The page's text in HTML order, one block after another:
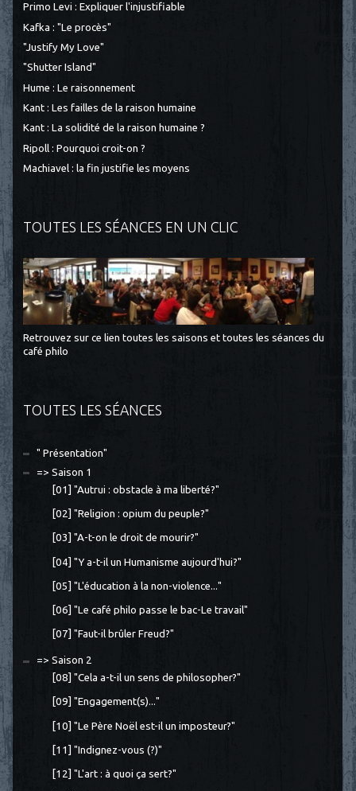
Primo Levi : Expliquer l'injustifiable
Kafka : "Le procès"
"Justify My Love"
"Shutter Island"
Hume : Le raisonnement
Kant : Les failles de la raison humaine
Kant : La solidité de la raison humaine ?
Ripoll : Pourquoi croit-on ?
Machiavel : la fin justifie les moyens
TOUTES LES SÉANCES EN UN CLIC
Retrouvez sur ce lien toutes les saisons et toutes les séances du
café philo
TOUTES LES SÉANCES
" Présentation"
=> Saison 1
[01] "Autrui : obstacle à ma liberté?"
[02] "Religion : opium du peuple?"
[03] "A-t-on le droit de mourir?"
[04] "Y a-t-il un Humanisme aujourd'hui?"
[05] "L'éducation à la non-violence..."
[06] "Le café philo passe le bac-Le travail"
[07] "Faut-il brûler Freud?"
=> Saison 2
[08] "Cela a-t-il un sens de philosopher?"
[09] "Engagement(s)..."
[10] "Le Père Noël est-il un imposteur?"
[11] "Indignez-vous (?)"
[12] "L'art : à quoi ça sert?"